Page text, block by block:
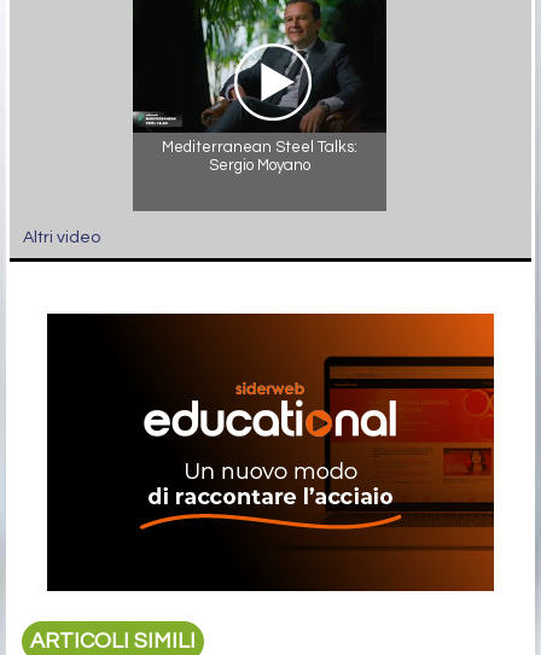
Mediterranean Steel Talks:
Sergio Moyano
Altri video
ARTICOLI SIMILI